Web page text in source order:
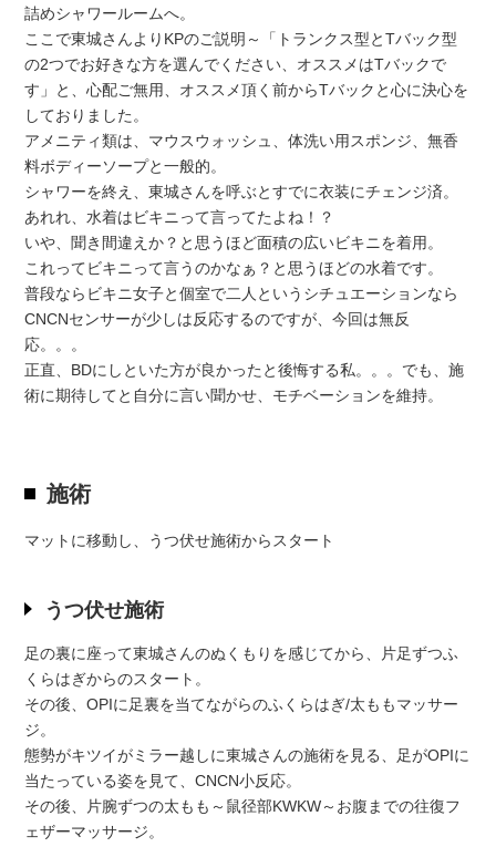
詰めシャワールームへ。
ここで東城さんよりKPのご説明～「トランクス型とTバック型
の2つでお好きな方を選んでください、オススメはTバックで
す」と、心配ご無用、オススメ頂く前からTバックと心に決心を
しておりました。
アメニティ類は、マウスウォッシュ、体洗い用スポンジ、無香
料ボディーソープと一般的。
シャワーを終え、東城さんを呼ぶとすでに衣装にチェンジ済。
あれれ、水着はビキニって言ってたよね！？
いや、聞き間違えか？と思うほど面積の広いビキニを着用。
これってビキニって言うのかなぁ？と思うほどの水着です。
普段ならビキニ女子と個室で二人というシチュエーションなら
CNCNセンサーが少しは反応するのですが、今回は無反
応。。。
正直、BDにしといた方が良かったと後悔する私。。。でも、施
術に期待してと自分に言い聞かせ、モチベーションを維持。
施術
マットに移動し、うつ伏せ施術からスタート
うつ伏せ施術
足の裏に座って東城さんのぬくもりを感じてから、片足ずつふ
くらはぎからのスタート。
その後、OPIに足裏を当てながらのふくらはぎ/太ももマッサー
ジ。
態勢がキツイがミラー越しに東城さんの施術を見る、足がOPIに
当たっている姿を見て、CNCN小反応。
その後、片腕ずつの太もも～鼠径部KWKW～お腹までの往復フ
ェザーマッサージ。